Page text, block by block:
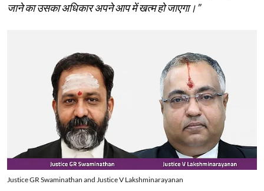
जाने का उसका अधिकार अपने आप में खत्म हो जाएगा।”
Justice GR Swaminathan and Justice V Lakshminarayanan